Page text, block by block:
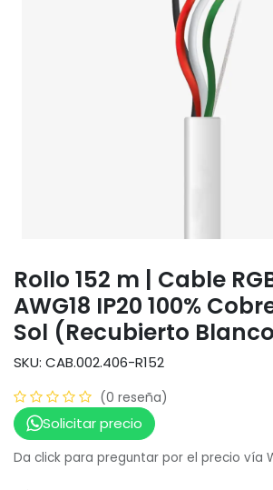
Rollo 152 m | Cable
AWG18 IP20 100%
Sol (Recubierto
SKU: CAB.002.406-R152
(0 reseña)
Solicitar precio
Da click para preguntar por el precio vía